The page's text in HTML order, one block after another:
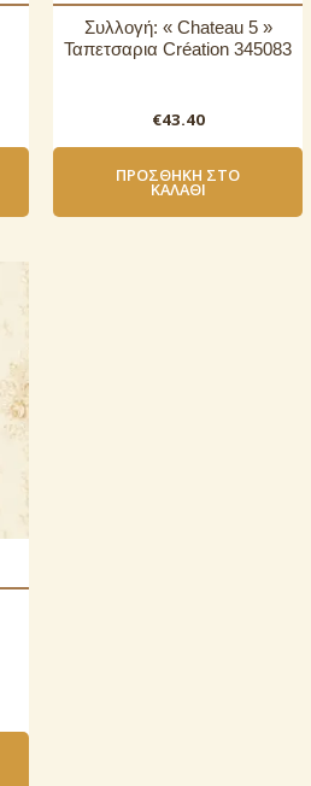
Συλλογή: « Chateau 5 »
Ταπετσαρια Création 345083
€43.40
ΠΡΟΣΘΉΚΗ ΣΤΟ
ΚΑΛΆΘΙ